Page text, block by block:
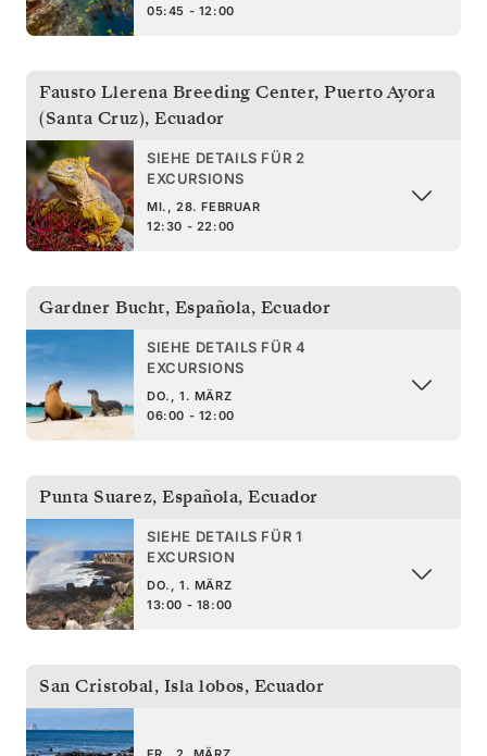
05:45 - 12:00
Fausto Llerena Breeding Center, Puerto Ayora
(Santa Cruz), Ecuador
SIEHE DETAILS FÜR 2
EXCURSIONS
MI., 28. FEBRUAR
12:30 - 22:00
Gardner Bucht, Española, Ecuador
SIEHE DETAILS FÜR 4
EXCURSIONS
DO., 1. MÄRZ
06:00 - 12:00
Punta Suarez, Española, Ecuador
SIEHE DETAILS FÜR 1
EXCURSION
DO., 1. MÄRZ
13:00 - 18:00
San Cristobal, Isla lobos, Ecuador